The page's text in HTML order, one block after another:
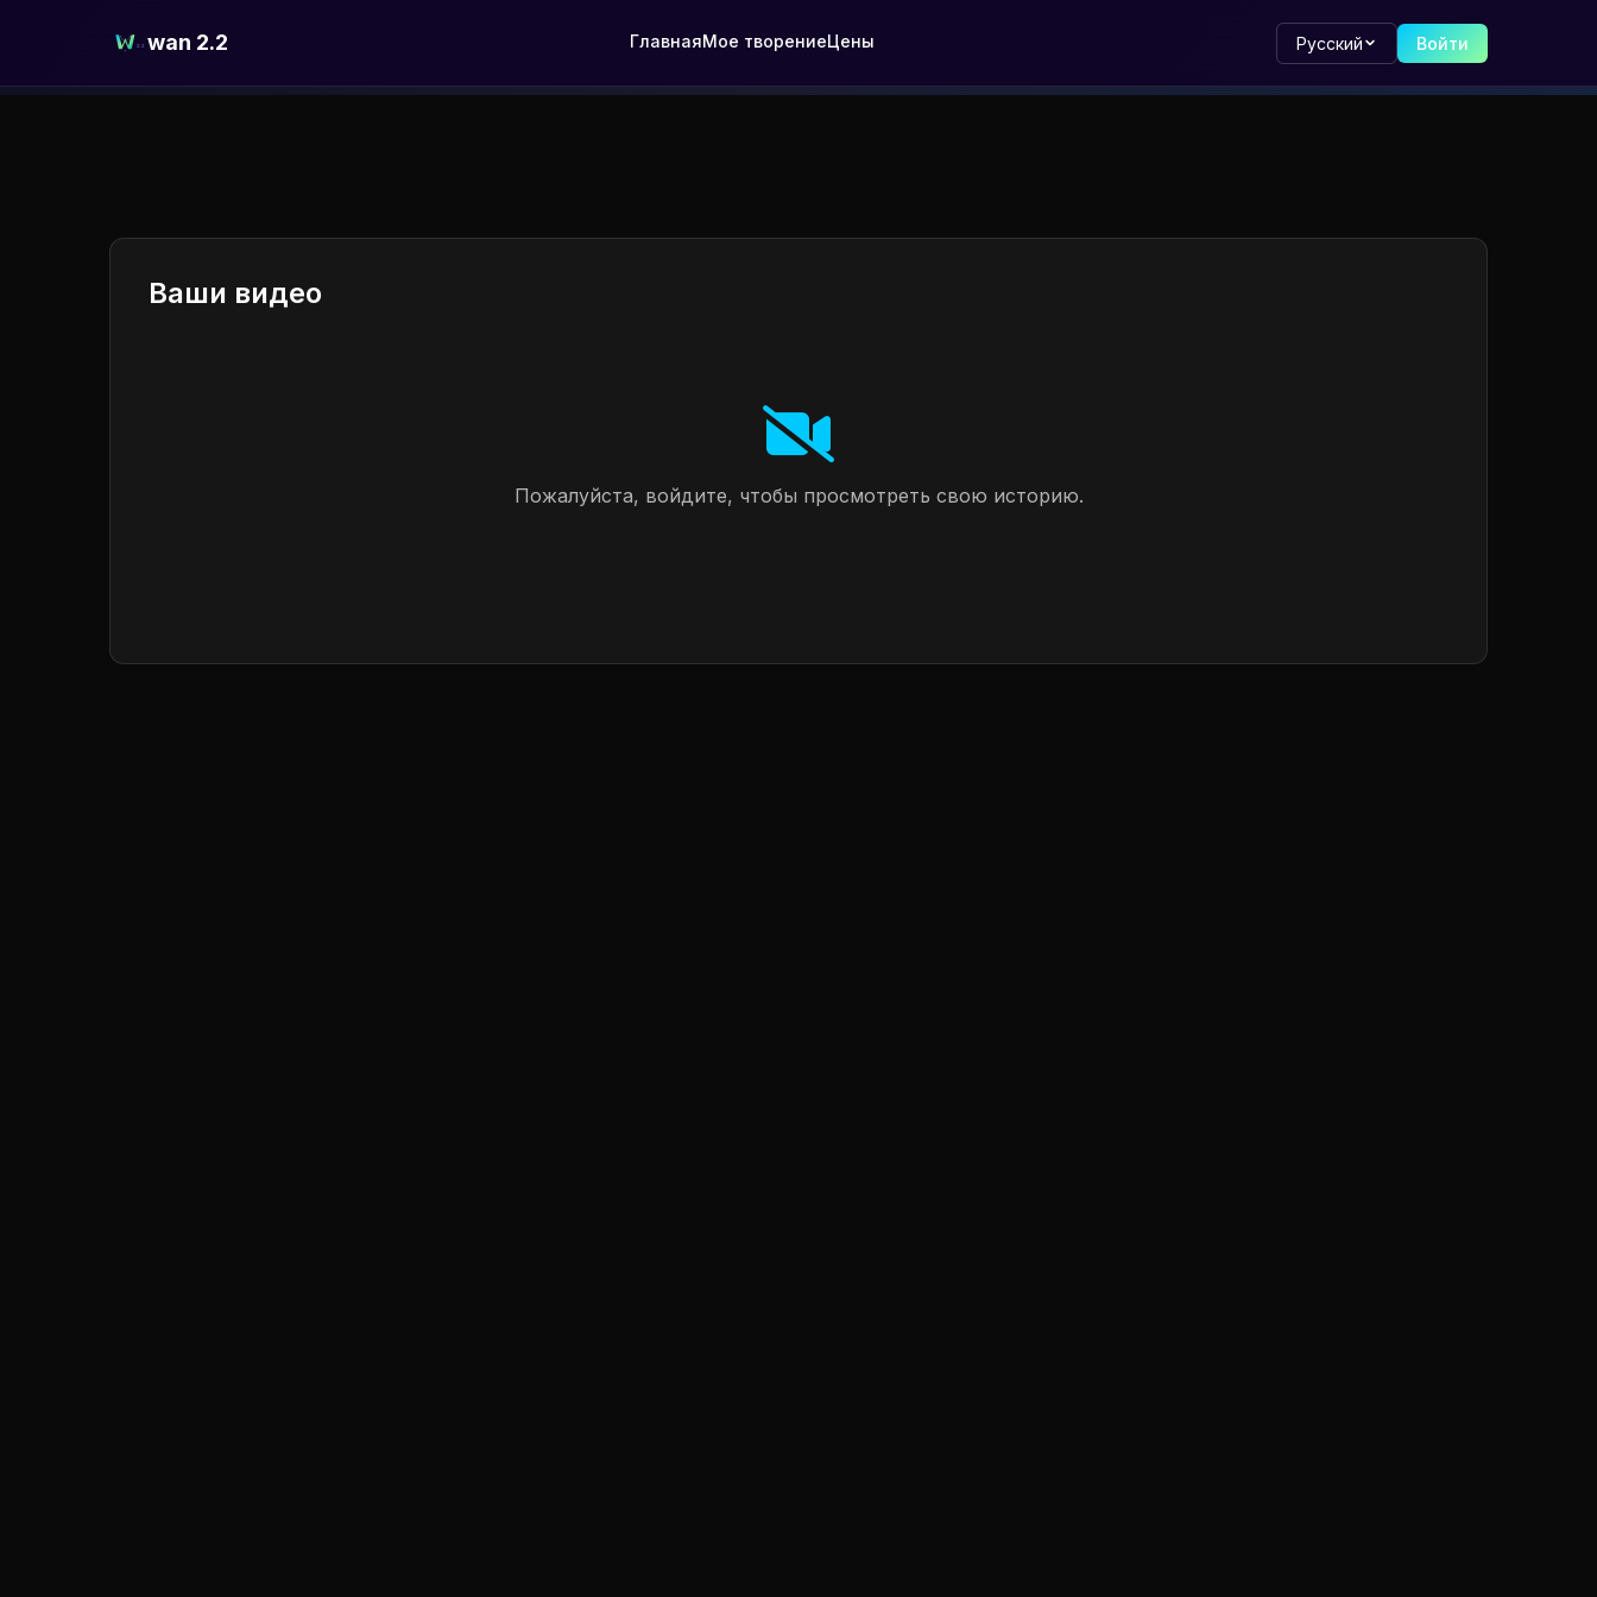
wan 2.2 ГлавнаяМое творениеЦены Русский Войти
Ваши видео
Пожалуйста, войдите, чтобы просмотреть свою историю.